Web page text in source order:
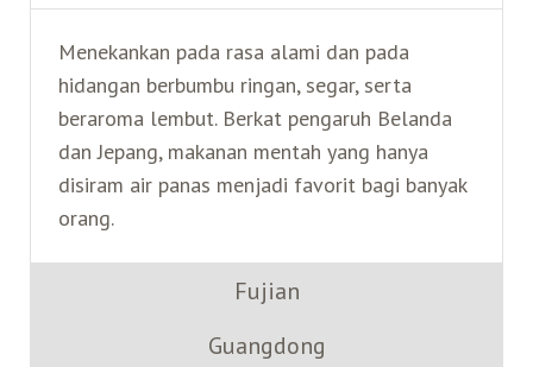
Menekankan pada rasa alami dan pada
hidangan berbumbu ringan, segar, serta
beraroma lembut. Berkat pengaruh Belanda
dan Jepang, makanan mentah yang hanya
disiram air panas menjadi favorit bagi banyak
orang.
Fujian
Guangdong